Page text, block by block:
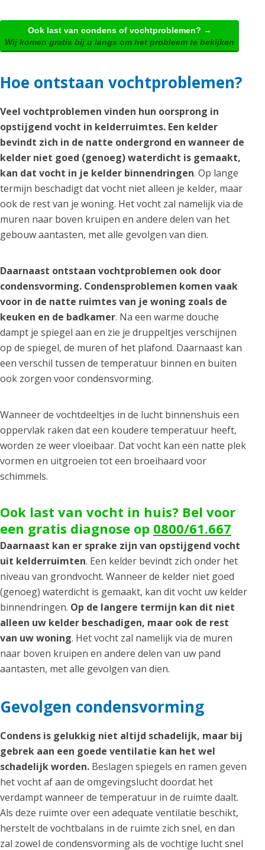
Ook last van condens of vochtproblemen? →
Wij komen gratis bij u langs om het probleem te bekijken
Hoe ontstaan vochtproblemen?
Veel vochtproblemen vinden hun oorsprong in
opstijgend vocht in kelderruimtes. Een kelder
bevindt zich in de natte ondergrond en wanneer de
kelder niet goed (genoeg) waterdicht is gemaakt,
kan dat vocht in je kelder binnendringen. Op lange
termijn beschadigt dat vocht niet alleen je kelder, maar
ook de rest van je woning. Het vocht zal namelijk via de
muren naar boven kruipen en andere delen van het
gebouw aantasten, met alle gevolgen van dien.
Daarnaast ontstaan vochtproblemen ook door
condensvorming. Condensproblemen komen vaak
voor in de natte ruimtes van je woning zoals de
keuken en de badkamer. Na een warme douche
dampt je spiegel aan en zie je druppeltjes verschijnen
op de spiegel, de muren of het plafond. Daarnaast kan
een verschil tussen de temperatuur binnen en buiten
ook zorgen voor condensvorming.
Wanneer de vochtdeeltjes in de lucht binnenshuis een
oppervlak raken dat een koudere temperatuur heeft,
worden ze weer vloeibaar. Dat vocht kan een natte plek
vormen en uitgroeien tot een broeihaard voor
schimmels.
Ook last van vocht in huis? Bel voor
een gratis diagnose op 0800/61.667
Daarnaast kan er sprake zijn van opstijgend vocht
uit kelderruimten. Een kelder bevindt zich onder het
niveau van grondvocht. Wanneer de kelder niet goed
(genoeg) waterdicht is gemaakt, kan dit vocht uw kelder
binnendringen. Op de langere termijn kan dit niet
alleen uw kelder beschadigen, maar ook de rest
van uw woning. Het vocht zal namelijk via de muren
naar boven kruipen en andere delen van uw pand
aantasten, met alle gevolgen van dien.
Gevolgen condensvorming
Condens is gelukkig niet altijd schadelijk, maar bij
gebrek aan een goede ventilatie kan het wel
schadelijk worden. Beslagen spiegels en ramen geven
het vocht af aan de omgevingslucht doordat het
verdampt wanneer de temperatuur in de ruimte daalt.
Als deze ruimte over een adequate ventilatie beschikt,
herstelt de vochtbalans in de ruimte zich snel, en dan
zal zowel de condensvorming als de vochtige lucht snel